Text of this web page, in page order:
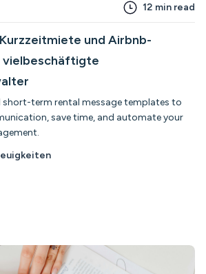
12 min read
und Airbnb-
vielbeschäftigte
short-term rental message templates to
save time, and automate your